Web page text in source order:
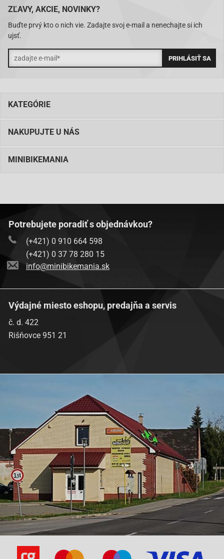
ZĽAVY, AKCIE, NOVINKY?
Buďte prvý kto o nich vie. Zadajte svoj e-mail a nenechajte si ich
ujsť.
KATEGÓRIE
NAKUPUJTE U NÁS
MINIBIKEMANIA
Potrebujete poradiť s objednávkou?
(+421) 0 910 664 598
(+421) 0 37 78 280 15
info@minibikemania.sk
Výdajné miesto eshopu, predajňa a servis
č. d. 422
Rišňovce 951 21